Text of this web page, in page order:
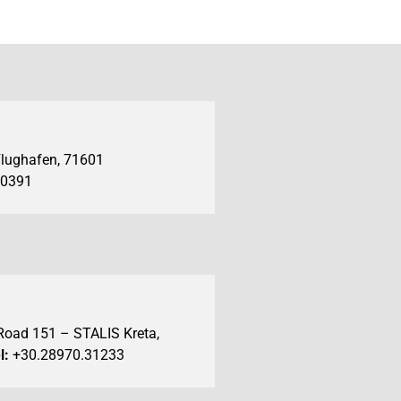
71601
151 – STALIS Kreta,
+30.28970.31233